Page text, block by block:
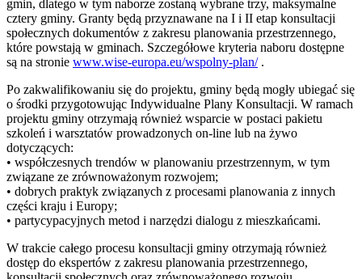
gmin, dlatego w tym naborze zostaną wybrane trzy, maksymalne
cztery gminy. Granty będą przyznawane na I i II etap konsultacji
społecznych dokumentów z zakresu planowania przestrzennego,
które powstają w gminach. Szczegółowe kryteria naboru dostępne
są na stronie www.wise-europa.eu/wspolny-plan/.
Po zakwalifikowaniu się do projektu, gminy będą mogły ubiegać się
o środki przygotowując Indywidualne Plany Konsultacji. W ramach
projektu gminy otrzymają również wsparcie w postaci pakietu
szkoleń i warsztatów prowadzonych on-line lub na żywo
dotyczących:
• współczesnych trendów w planowaniu przestrzennym, w tym
związane ze zrównoważonym rozwojem;
• dobrych praktyk związanych z procesami planowania z innych
części kraju i Europy;
• partycypacyjnych metod i narzędzi dialogu z mieszkańcami.
W trakcie całego procesu konsultacji gminy otrzymają również
dostęp do ekspertów z zakresu planowania przestrzennego,